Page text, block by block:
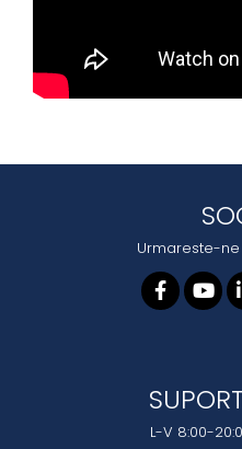
Urmareste-
L-V 8:00-